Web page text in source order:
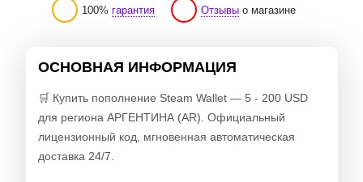
100% гарантия Отзывыо магазине
ОСНОВНАЯ ИНФОРМАЦИЯ
🛒 Купить пополнение Steam Wallet — 5 - 200 USD
для региона АРГЕНТИНА (AR). Официальный
лицензионный код, мгновенная автоматическая
доставка 24/7.